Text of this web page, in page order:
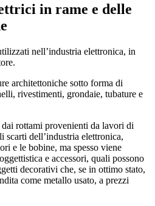
in rame e delle
nell’industria elettronica, in
architettoniche sotto forma di
rivestimenti, grondaie, tubature e
dai rottami provenienti da lavori di
scarti dell’industria elettronica,
e le bobine, ma spesso viene
e accessori, quali possono
decorativi che, se in ottimo stato,
come metallo usato, a prezzi